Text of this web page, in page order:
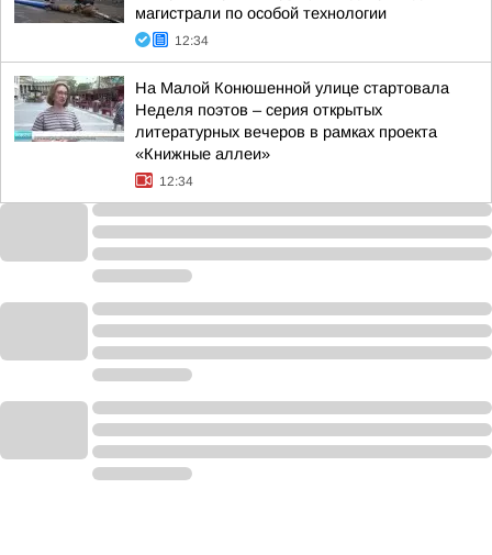
магистрали по особой технологии
12:34
На Малой Конюшенной улице стартовала
Неделя поэтов – серия открытых
литературных вечеров в рамках проекта
«Книжные аллеи»
12:34